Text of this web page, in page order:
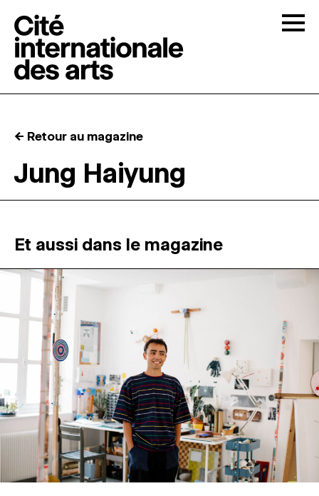
RÉSIDENCES ↓
ATELIERS OUVERTS
PROGRAMMATION
MAGAZINE
ESPACES DE PRATIQUE ARTISTIQUE ↓
Recherche
Connexion
← Retour au magazine
Jung Haiyung
Et aussi dans le magazine